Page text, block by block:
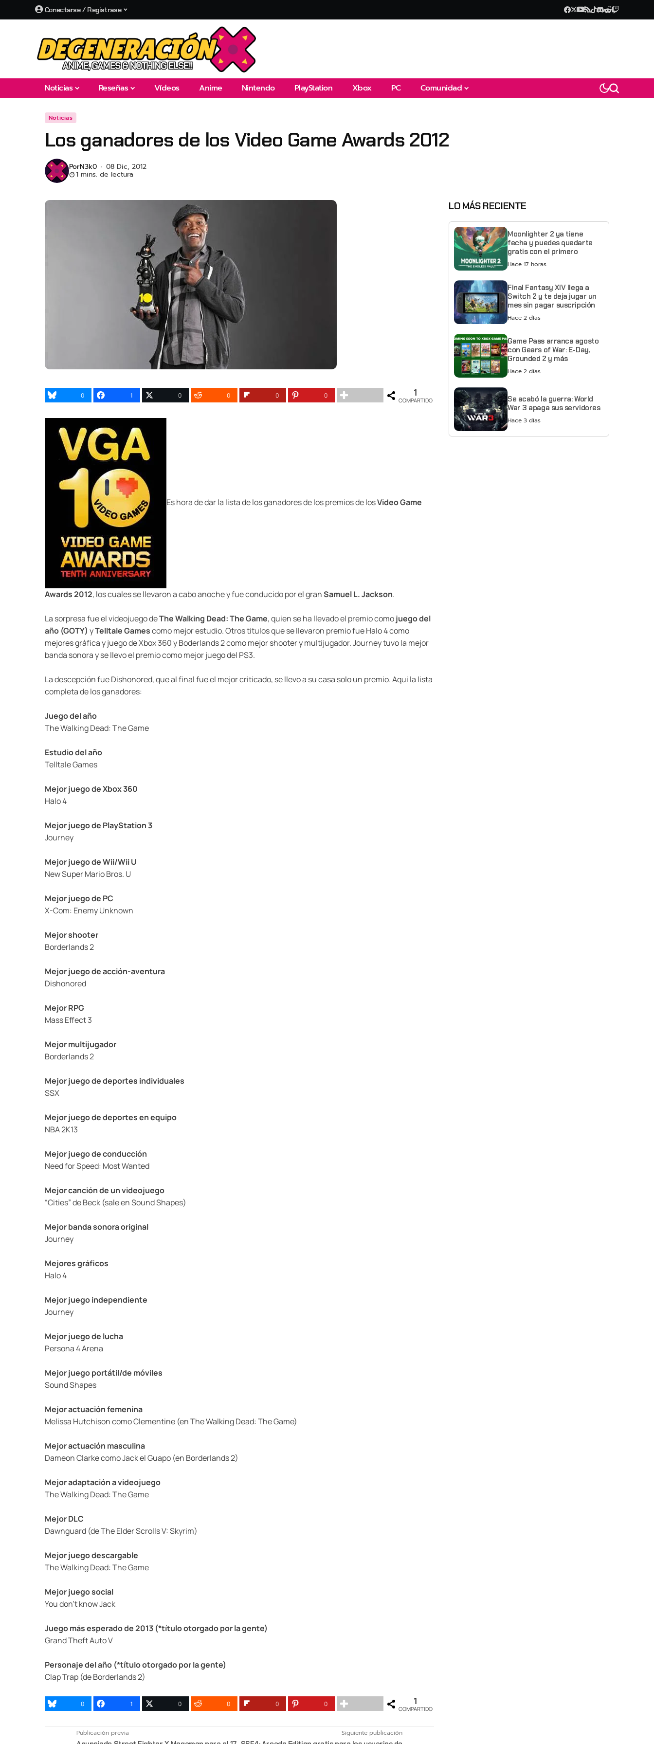
Conectarse / Registrase
Noticias Reseñas Vídeos Anime Nintendo PlayStation Xbox PC Comunidad
Noticias
Los ganadores de los Video Game Awards 2012
PorN3k0 08 Dic, 2012
1 mins. de lectura
0 1 0 0 0 0 1
COMPARTIDO
Es hora de dar la lista de los ganadores de los premios de losVideo Game
Awards 2012, los cuales se llevaron a cabo anoche y fue conducido por el granSamuel L. Jackson.
La sorpresa fue el videojuego deThe Walking Dead: The Game, quien se ha llevado el premio comojuego del
año (GOTY) yTelltale Gamescomo mejor estudio. Otros titulos que se llevaron premio fue Halo 4 como
mejores gráfica y juego de Xbox 360 y Boderlands 2 como mejor shooter y multijugador. Journey tuvo la mejor
banda sonora y se llevo el premio como mejor juego del PS3.
La descepción fue Dishonored, que al final fue el mejor criticado, se llevo a su casa solo un premio. Aqui la lista
completa de los ganadores:
Juego del año
The Walking Dead: The Game
Estudio del año
Telltale Games
Mejor juego de Xbox 360
Halo 4
Mejor juego de PlayStation 3
Journey
Mejor juego de Wii/Wii U
New Super Mario Bros. U
Mejor juego de PC
X-Com: Enemy Unknown
Mejor shooter
Borderlands 2
Mejor juego de acción-aventura
Dishonored
Mejor RPG
Mass Effect 3
Mejor multijugador
Borderlands 2
Mejor juego de deportes individuales
SSX
Mejor juego de deportes en equipo
NBA 2K13
Mejor juego de conducción
Need for Speed: Most Wanted
Mejor canción de un videojuego
“Cities” de Beck (sale en Sound Shapes)
Mejor banda sonora original
Journey
Mejores gráficos
Halo 4
Mejor juego independiente
Journey
Mejor juego de lucha
Persona 4 Arena
Mejor juego portátil/de móviles
Sound Shapes
Mejor actuación femenina
Melissa Hutchison como Clementine (en The Walking Dead: The Game)
Mejor actuación masculina
Dameon Clarke como Jack el Guapo (en Borderlands 2)
Mejor adaptación a videojuego
The Walking Dead: The Game
Mejor DLC
Dawnguard (de The Elder Scrolls V: Skyrim)
Mejor juego descargable
The Walking Dead: The Game
Mejor juego social
You don’t know Jack
Juego más esperado de 2013 (*título otorgado por la gente)
Grand Theft Auto V
Personaje del año (*título otorgado por la gente)
Clap Trap (de Borderlands 2)
0 1 0 0 0 0 1
COMPARTIDO
Publicación previa Siguiente publicación
LO MÁS RECIENTE
Moonlighter 2 ya tiene
fecha y puedes quedarte
gratis con el primero
Hace 17 horas
Final Fantasy XIV llega a
Switch 2 y te deja jugar un
mes sin pagar suscripción
Hace 2 días
Game Pass arranca agosto
con Gears of War: E-Day,
Grounded 2 y más
Hace 2 días
Se acabó la guerra: World
War 3 apaga sus servidores
Hace 3 días